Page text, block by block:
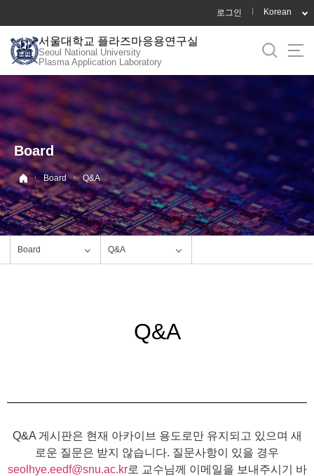
로
메
뉴
로그인 Korean
서울대학교 플라즈마응용연구실
Seoul National University
Plasma Application Laboratory
Board
· Board · Q&A
Board Q&A
Q&A
Q&A 게시판은 현재 아카이브 용도로만 유지되고 있으며 새
로운 질문은 받지 않습니다. 질문사항이 있을 경우
seolhye.eedf@snu.ac.kr로 교수님께 이메일을 보내주시기 바